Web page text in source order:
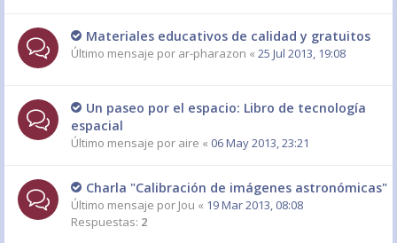
Materiales educativos de calidad y gratuitos
Último mensaje por ar-pharazon « 25 Jul 2013, 19:08
Un paseo por el espacio: Libro de tecnología
espacial
Último mensaje por aire « 06 May 2013, 23:21
Charla "Calibración de imágenes astronómicas"
Último mensaje por Jou « 19 Mar 2013, 08:08
Respuestas: 2